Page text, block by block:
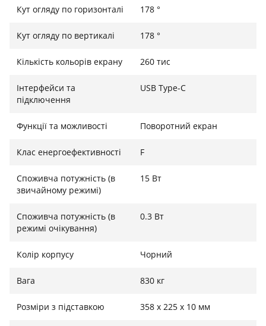
ZenScreen MB16ACV, забезпечує тривалий захист,
пригнічуючи до 99,9% зростання та прилипання
бактерій, щоб підтримувати чистоту та гігієнічність
ключових областей монітора. Це потенційно знижує
відчувати себе в безпеці, працюючи в дорозі.
Панель IPS з роздільною здатністю FHD (1920 x 1080)
забезпечує приголомшливе зображення та кути
контрастність навіть під час погляду на екран із
нецентрального положення.
Кут огляду по горизонталі 178 °
Кут огляду по вертикалі 178 °
Кількість кольорів екрану 260 тис
Інтерфейси та
підключення
USB Type-C
Функції та можливості Поворотний екран
Клас енергоефективності F
Споживча потужність (в
звичайному режимі)
15 Вт
Споживча потужність (в
режимі очікування)
0.3 Вт
Колір корпусу Чорний
Вага 830 кг
Розміри з підставкою 358 х 225 х 10 мм